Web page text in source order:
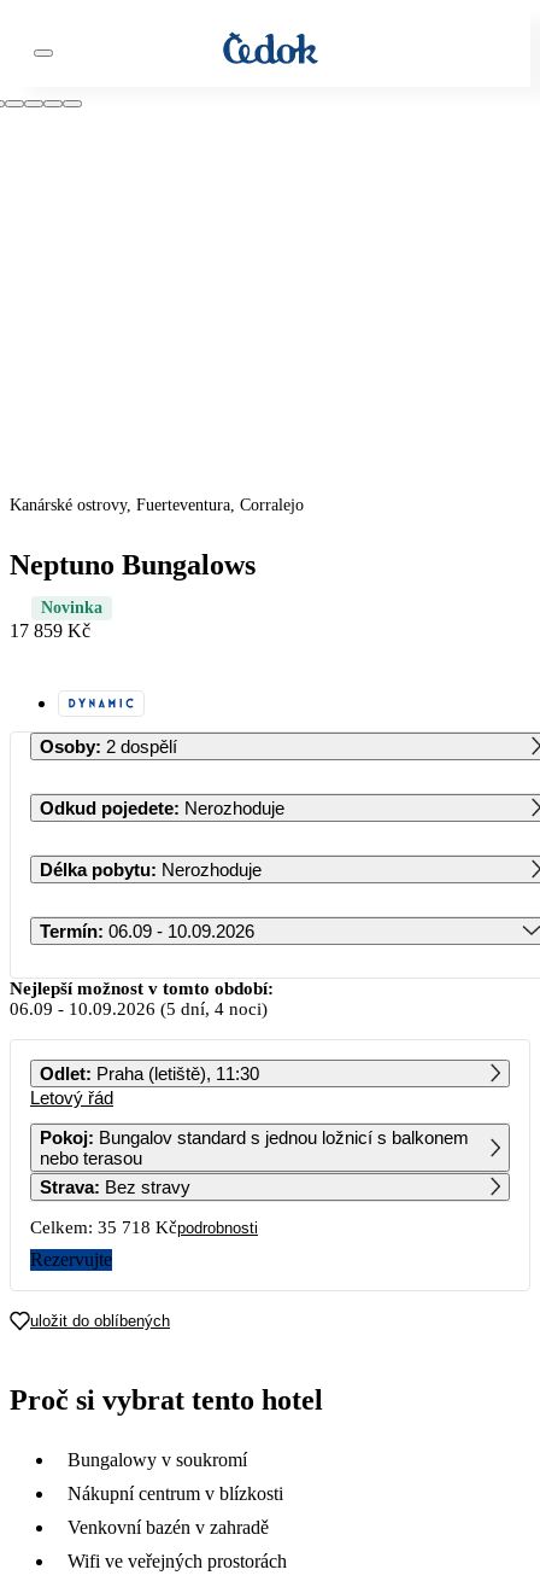
Kanárské ostrovy, Fuerteventura, Corralejo
Neptuno Bungalows
Novinka
17 859 Kč
Osoby: 2 dospělí
Odkud pojedete: Nerozhoduje
Délka pobytu: Nerozhoduje
Termín: 06.09 - 10.09.2026
Září 2026
PO ÚT ST ČT PÁ SO NE
24 059 13 049 17 859
7 8 9 10 11 12 13
14 15 16
21 22 23 24 25 26 27
Nejlepší možnost v tomto období:
06.09 - 10.09.2026 (5 dní, 4 noci)
Odlet: Praha (letiště), 11:30
Letový řád
Pokoj: Bungalov standard s jednou ložnicí s balkonem
nebo terasou
Strava: Bez stravy
Celkem: 35 718 Kčpodrobnosti
Rezervujte
uložit do oblíbených
Proč si vybrat tento hotel
Bungalowy v soukromí
Nákupní centrum v blízkosti
Venkovní bazén v zahradě
Wifi ve veřejných prostorách